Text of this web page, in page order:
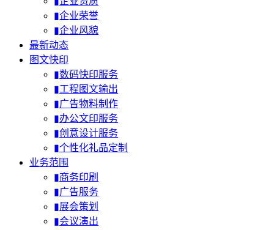
▮企业荣誉
▮企业风貌
最新动态
图文快印
▮数码快印服务
▮工程图文输出
▮广告物料制作
▮办公文印服务
▮创意设计服务
▮个性化礼品定制
业务范围
▮商务印刷
▮广告服务
▮展会策划
▮会议演出